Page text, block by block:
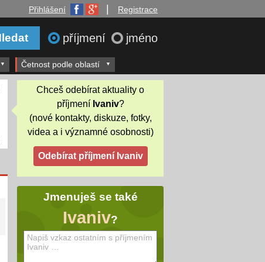
Přihlášení Registrace
příjmení jméno
Četnost podle oblastí
Chceš odebírat aktuality o
příjmení Ivaniv?
(nové kontakty, diskuze, fotky,
videa a i významné osobnosti)
Jmenuješ se také
Ivaniv?